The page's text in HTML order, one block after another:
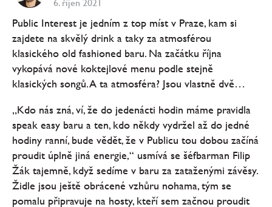
6. říjen 2021
Public Interest je jedním z top míst v Praze, kam si
zajdete na skvělý drink a taky za atmosférou
klasického old fashioned baru. Na začátku října
vykopává nové koktejlové menu podle stejně
klasických songů. A ta atmosféra? Jsou vlastně dvě…
„Kdo nás zná, ví, že do jedenácti hodin máme pravidla
speak easy baru a ten, kdo někdy vydržel až do jedné
hodiny ranní, bude vědět, že v Publicu tou dobou začíná
proudit úplně jiná energie,“ usmívá se šéfbarman Filip
Žák tajemně, když sedíme v baru za zataženými závěsy.
Židle jsou ještě obrácené vzhůru nohama, tým se
pomalu připravuje na hosty, kteří sem začnou proudit